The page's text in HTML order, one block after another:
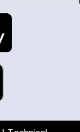
গিয়ে
১
মৃত্যুদণ্ড, তাই